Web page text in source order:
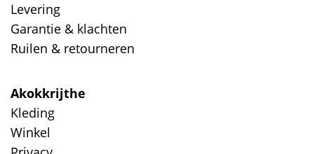
Levering
Garantie & klachten
Ruilen & retourneren
Akokkrijthe
Kleding
Winkel